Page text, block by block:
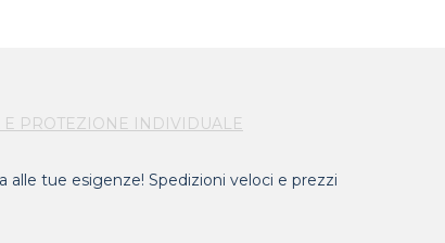
E PROTEZIONE INDIVIDUALE
alle tue esigenze! Spedizioni veloci e prezzi